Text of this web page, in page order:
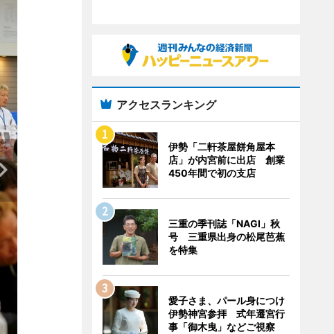
アクセスランキング
伊勢「二軒茶屋餅角屋本
店」が内宮前に出店 創業
450年間で初の支店
三重の季刊誌「NAGI」秋
号 三重県出身の松尾芭蕉
を特集
愛子さま、パール身につけ
伊勢神宮参拝 式年遷宮行
事「御木曳」などご視察